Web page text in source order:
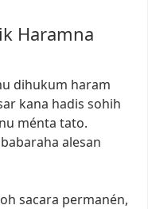
Haramna
dihukum haram
kana hadis sohih
nu ménta tato.
alesan
sacara permanén,